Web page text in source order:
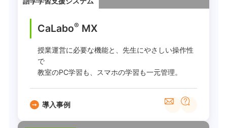
CaLabo® MX
授業運営に必要な機能と、先生にやさしい操作性
で
教室のPC学習も、スマホの学習も一元管理。
導入事例